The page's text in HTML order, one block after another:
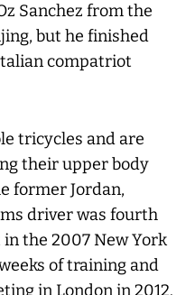
Sanchez from the
but he finished
compatriot
tricycles and are
their upper body
former Jordan,
driver was fourth
the 2007 New York
of training and
in London in 2012.